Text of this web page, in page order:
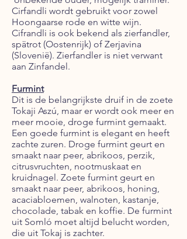
Cirfandli wordt gebruikt voor zowel
Hoongaarse rode en witte wijn.
Cifrandli is ook bekend als zierfandler,
spätrot (Oostenrijk) of Zerjavina
(Slovenië). Zierfandler is niet verwant
aan Zinfandel.
Furmint
Dit is de belangrijkste druif in de zoete
Tokaji Aszú, maar er wordt ook meer en
meer mooie, droge furmint gemaakt.
Een goede furmint is elegant en heeft
zachte zuren. Droge furmint geurt en
smaakt naar peer, abrikoos, perzik,
citrusvruchten, nootmuskaat en
kruidnagel. Zoete furmint geurt en
smaakt naar peer, abrikoos, honing,
acaciabloemen, walnoten, kastanje,
chocolade, tabak en koffie. De furmint
uit Somló moet altijd belucht worden,
die uit Tokaj is zachter.